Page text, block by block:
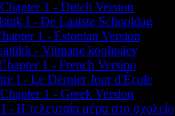
I - De Laatste Schooldag
- Viimane koolipäev
I - Le Dernier Jour d'École
- Η τελευταία μέρα στο σχολείο